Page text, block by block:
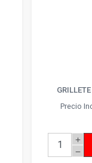
Precio
add
remove